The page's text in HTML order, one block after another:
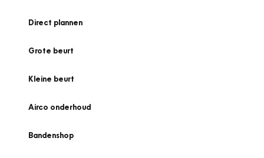
Direct plannen
Grote beurt
Kleine beurt
Airco onderhoud
Bandenshop